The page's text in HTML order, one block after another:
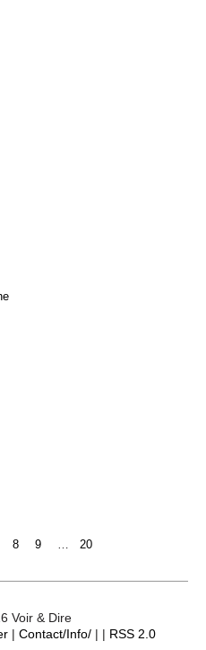
8 9 … 20
Voir & Dire
| Contact/Info/| | RSS 2.0